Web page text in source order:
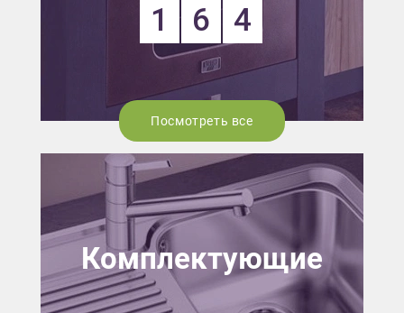
1 6 4
Посмотреть все
Комплектующие